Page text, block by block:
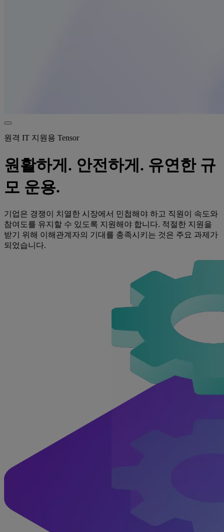
원격 IT 지원용 Tensor
원활하게. 안전하게. 유연한 규
모 운용.
기업은 경쟁이 치열한 시장에서 민첩해야 하고 직원이 속도와
참여도를 유지할 수 있도록 지원해야 합니다. 적절한 지원을
받기 위해 이해관계자의 기대를 충족시키는 것은 주요 과제가
되었습니다.